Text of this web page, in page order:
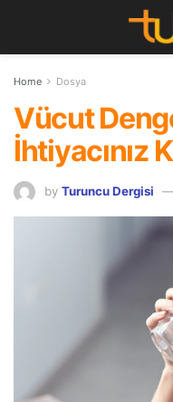
Home Dosya
Vücut
İhtiyacınız
by Turuncu Dergisi